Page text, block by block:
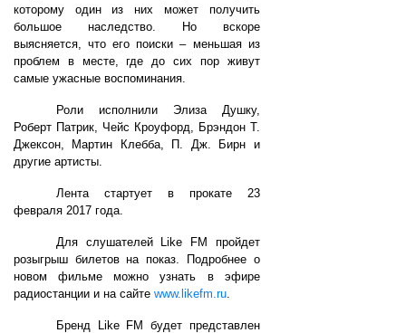
которому один из них может получить
большое наследство. Но вскоре
выясняется, что его поиски – меньшая из
проблем в месте, где до сих пор живут
самые ужасные воспоминания.
Роли исполнили Элиза Душку,
Роберт Патрик, Чейс Кроуфорд, Брэндон Т.
Джексон, Мартин Клебба, П. Дж. Бирн и
другие артисты.
Лента стартует в прокате 23
февраля 2017 года.
Для слушателей Like FM пройдет
розыгрыш билетов на показ. Подробнее о
новом фильме можно узнать в эфире
радиостанции и на сайте www.likefm.ru.
Бренд Like FM будет представлен